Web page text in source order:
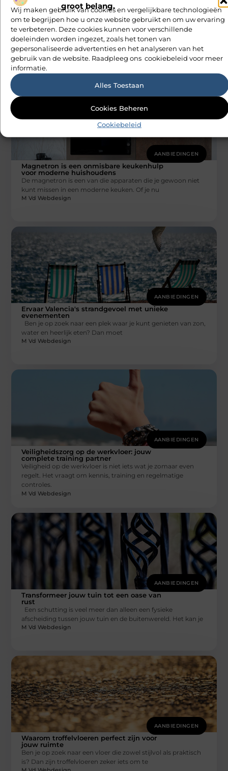
groot belang.
Wij maken gebruik van cookies en vergelijkbare technologieën
om te begrijpen hoe u onze website gebruikt en om uw ervaring
te verbeteren. Deze cookies kunnen voor verschillende
doeleinden worden ingezet, zoals het tonen van
gepersonaliseerde advertenties en het analyseren van het
gebruik van de website. Raadpleeg ons cookiebeleid voor meer
informatie.
Alles Toestaan
Cookies Beheren
Cookiebeleid
AANBIEDINGEN
Gepersonaliseerde feestslingers
Of je nu een verjaardagsfeestje, een geboorte of een
feestdag viert, gepersonaliseerde slingers kunnen echt het
verschil maken. Ze voegen
M Vd Webdesign
AANBIEDINGEN
Magnetron is een onmisbare keukenhulp
voor moderne huishoudens
De magnetron is een van die apparaten die je gewoon niet
kunt missen in een moderne keuken. Of je nu
M Vd Webdesign
AANBIEDINGEN
Ervaar Valencia's strandgevoel met unieke
evenementen
Ben je op zoek naar een plek waar je kunt genieten van zon,
water en heerlijk eten? Dan moet
M Vd Webdesign
AANBIEDINGEN
Veiligheidszorg op de werkvloer: jouw
complete training partner
Veiligheid op de werkvloer is niet iets wat je zomaar even
regelt. Het vraagt om kennis, training en regelmatige
controles.
M Vd Webdesign
AANBIEDINGEN
Transformeer jouw tuin tot een oase van
rust
Een schutting is veel meer dan alleen een fysieke
afscheiding tussen jouw tuin en de buitenwereld. Het kan je
M Vd Webdesign
AANBIEDINGEN
Waarom troffelvloeren perfect zijn voor
jouw ruimte
Ben je op zoek naar een vloer die zowel stijlvol als praktisch
is? Dan zijn troffelvloeren zeker iets om te